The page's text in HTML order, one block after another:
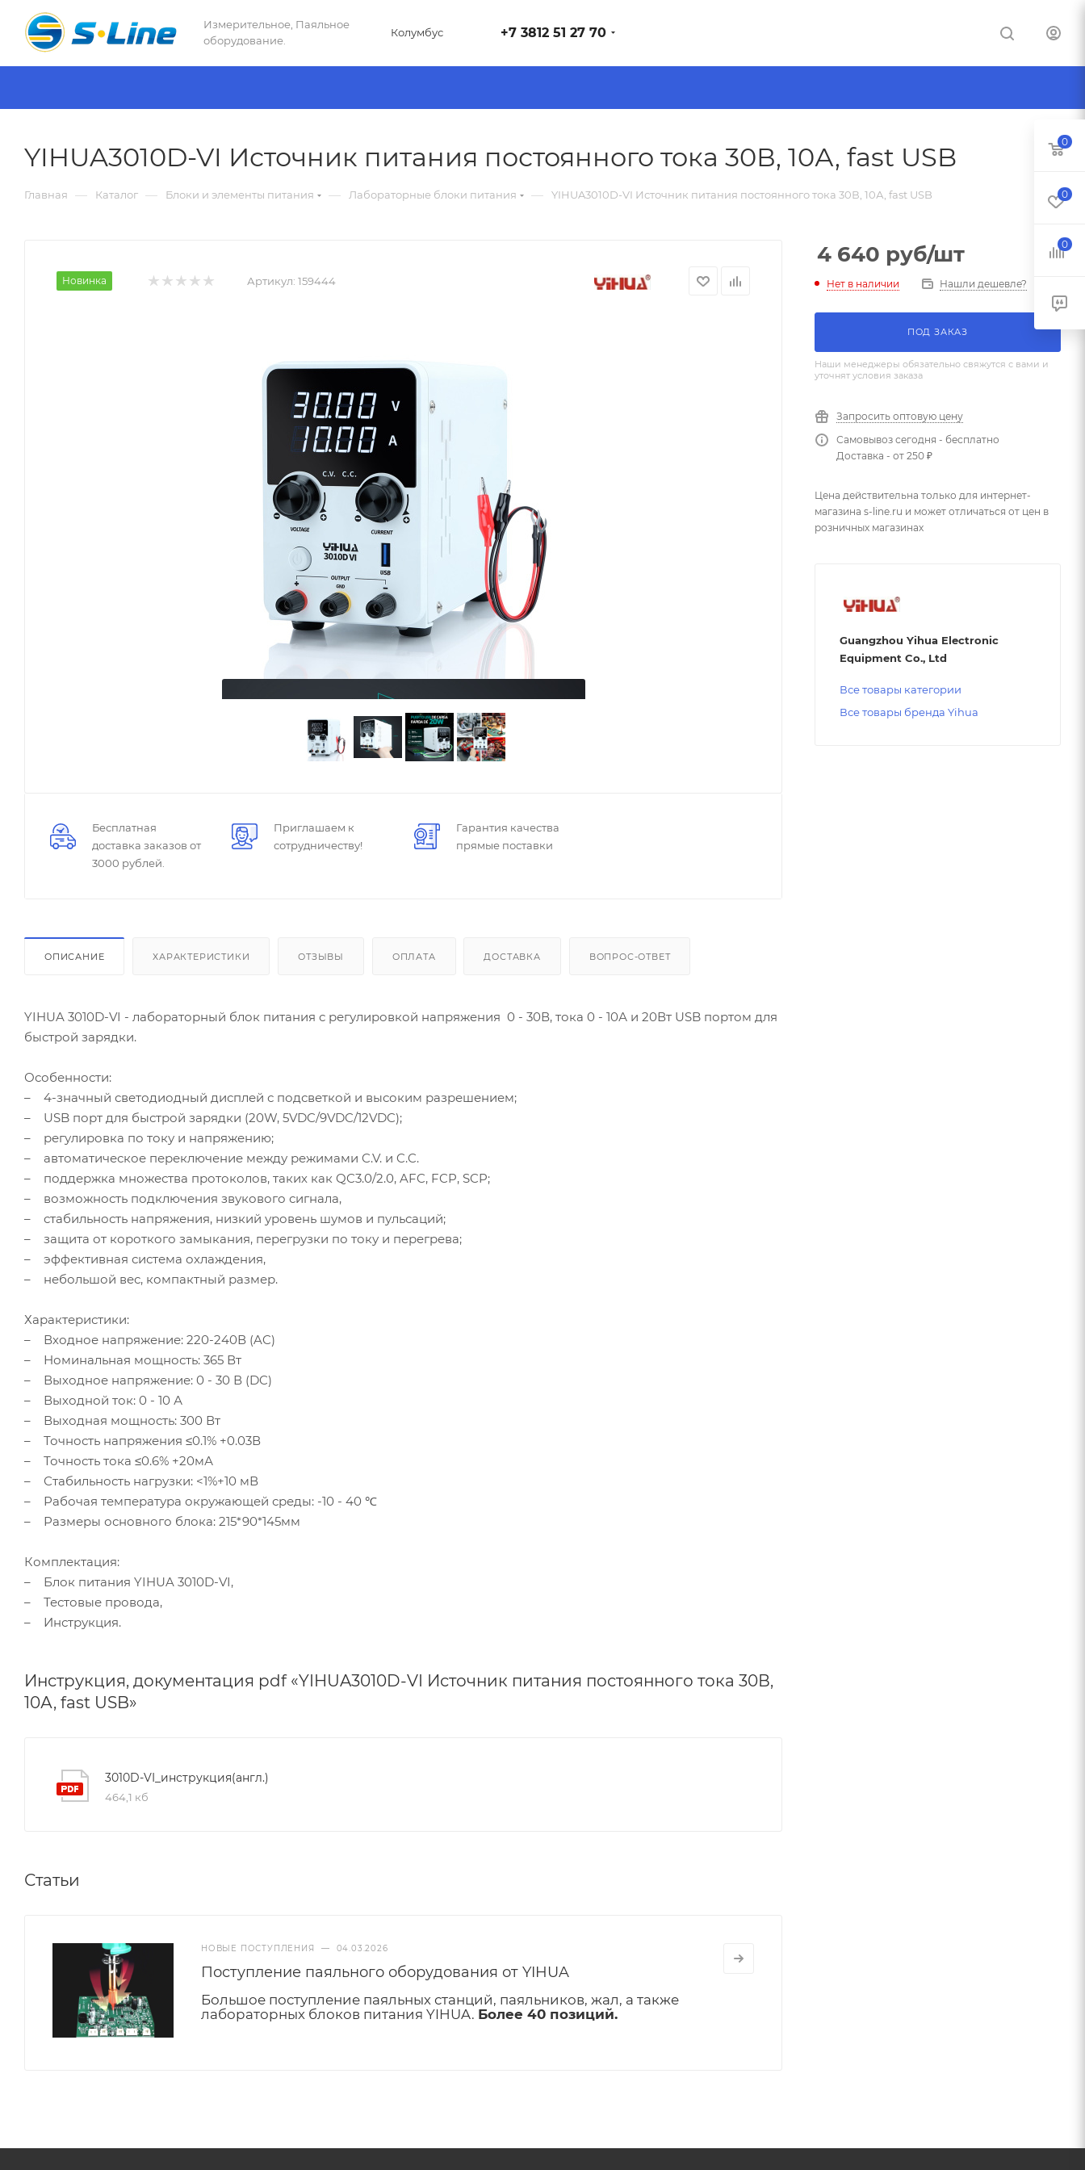
Измерительное, Паяльное
оборудование.
Колумбус +7 3812 51 27 70
YIHUA3010D-VI Источник питания постоянного тока 30В, 10А, fast USB
Главная — Каталог — Блоки и элементы питания — Лабораторные блоки питания — YIHUA3010D-VI Источник питания постоянного тока 30В, 10А, fast USB
Новинка Артикул: 159444
Бесплатная
доставка заказов от
3000 рублей.
Приглашаем к
сотрудничеству!
Гарантия качества
прямые поставки
ОПИСАНИЕ ХАРАКТЕРИСТИКИ ОТЗЫВЫ ОПЛАТА ДОСТАВКА ВОПРОС-ОТВЕТ
YIHUA 3010D-VI - лабораторный блок питания с регулировкой напряжения 0 - 30В, тока 0 - 10А и 20Вт USB портом для
быстрой зарядки.
Особенности:
– 4-значный светодиодный дисплей с подсветкой и высоким разрешением;
– USB порт для быстрой зарядки (20W, 5VDC/9VDC/12VDC);
– регулировка по току и напряжению;
– автоматическое переключение между режимами C.V. и C.C.
– поддержка множества протоколов, таких как QC3.0/2.0, AFC, FCP, SCP;
– возможность подключения звукового сигнала,
– стабильность напряжения, низкий уровень шумов и пульсаций;
– защита от короткого замыкания, перегрузки по току и перегрева;
– эффективная система охлаждения,
– небольшой вес, компактный размер.
Характеристики:
– Входное напряжение: 220-240В (AC)
– Номинальная мощность: 365 Вт
– Выходное напряжение: 0 - 30 В (DC)
– Выходной ток: 0 - 10 А
– Выходная мощность: 300 Вт
– Точность напряжения ≤0.1% +0.03В
– Точность тока ≤0.6% +20мА
– Стабильность нагрузки: <1%+10 мВ
– Рабочая температура окружающей среды: -10 - 40 ℃
– Размеры основного блока: 215*90*145мм
Комплектация:
– Блок питания YIHUA 3010D-VI,
– Тестовые провода,
– Инструкция.
Инструкция, документация pdf «YIHUA3010D-VI Источник питания постоянного тока 30В,
10А, fast USB»
3010D-VI_инструкция(англ.)
464,1 кб
Статьи
НОВЫЕ ПОСТУПЛЕНИЯ — 04.03.2026
Поступление паяльного оборудования от YIHUA
Большое поступление паяльных станций, паяльников, жал, а также
лабораторных блоков питания YIHUA. Более 40 позиций.
4 640 руб/шт
Нет в наличии Нашли дешевле?
ПОД ЗАКАЗ
Наши менеджеры обязательно свяжутся с вами и
уточнят условия заказа
Запросить оптовую цену
Самовывоз сегодня - бесплатно
Доставка - от 250 ₽
Цена действительна только для интернет-
магазина s-line.ru и может отличаться от цен в
розничных магазинах
Guangzhou Yihua Electronic
Equipment Co., Ltd
Все товары категории
Все товары бренда Yihua
0
0
0